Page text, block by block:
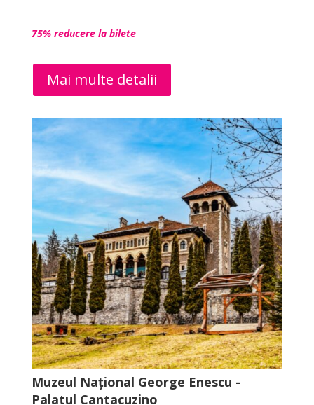
75% reducere la bilete
Mai multe detalii
Muzeul Național George Enescu -
Palatul Cantacuzino